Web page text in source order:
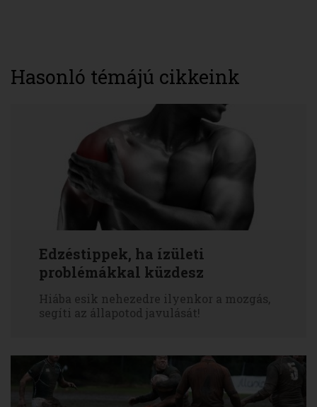
Hasonló témájú cikkeink
Edzéstippek, ha ízületi
problémákkal küzdesz
Hiába esik nehezedre ilyenkor a mozgás,
segíti az állapotod javulását!